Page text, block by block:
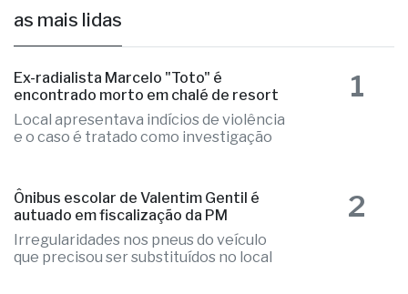
as mais lidas
Ex-radialista Marcelo "Toto" é
encontrado morto em chalé de resort
Local apresentava indícios de violência
e o caso é tratado como investigação
1
Ônibus escolar de Valentim Gentil é
autuado em fiscalização da PM
Irregularidades nos pneus do veículo
que precisou ser substituídos no local
2